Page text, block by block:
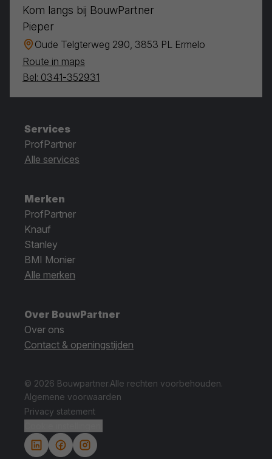
Kom langs bij BouwPartner
Pieper
Oude Telgterweg 290, 3853 PL Ermelo
Route in maps
Bel: 0341-352931
Services
ProfPartner
Alle services
Merken
ProfPartner
Knauf
Stanley
BMI Monier
Alle merken
Over BouwPartner
Over ons
Contact & openingstijden
© 2026 Bouwpartner.Alle rechten voorbehouden.
Algemene voorwaarden
Privacy statement